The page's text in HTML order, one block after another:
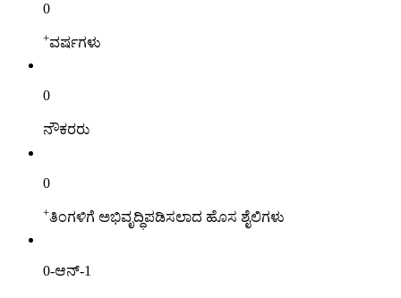
0
+ವರ್ಷಗಳು
0
ನೌಕರರು
0
+ತಿಂಗಳಿಗೆ ಅಭಿವೃದ್ಧಿಪಡಿಸಲಾದ ಹೊಸ ಶೈಲಿಗಳು
0-ಆನ್-1